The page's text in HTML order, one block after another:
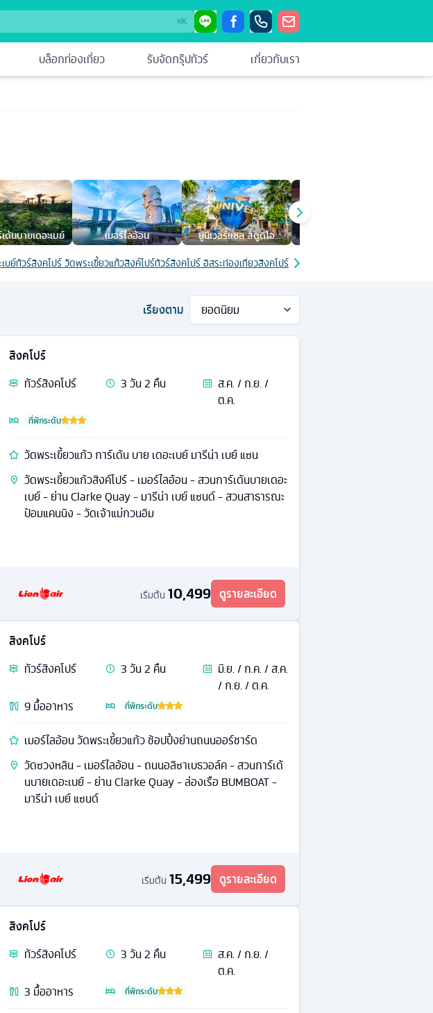
⌘K
บล็อกท่องเที่ยว รับจัดกรุ๊ปทัวร์ เกี่ยวกับเรา
ด้นบายเดอะเบย์ เมอร์ไลอ้อน
ยูนิเวอร์แซล สตูดิโอ
สิงคโปร์
บย์ทัวร์สิงคโปร์ วัดพระเขี้ยวแก้วสิงค์โปร์ทัวร์สิงคโปร์ อิสระท่องเที่ยวสิงคโปร์ หรือเลือกซื้อทัวร์เสริม
เรียงตาม
สิงคโปร์
ทัวร์สิงคโปร์ 3วัน2 คืน
ส.ค. / ก.ย. /
ต.ค.
ที่พักระดับ
วัดพระเขี้ยวแก้ว การ์เด้น บาย เดอะเบย์ มารีน่า เบย์ แซน
วัดพระเขี้ยวแก้วสิงค์โปร์ - เมอร์ไลอ้อน - สวนการ์เด้นบายเดอะ
เบย์ - ย่าน Clarke Quay - มารีน่า เบย์ แซนด์ - สวนสาธารณะ
ป้อมแคนนิง - วัดเจ้าแม่กวนอิม
เริ่มต้น 10,499 ดูรายละเอียด
สิงคโปร์
ทัวร์สิงคโปร์ 3วัน2 คืน
มิ.ย. / ก.ค. / ส.ค.
/ ก.ย. / ต.ค.
9มื้ออาหาร ที่พักระดับ
เมอร์ไลอ้อน วัดพระเขี้ยวแก้ว ช้อปปิ้งย่านถนนออร์ชาร์ด
วัดซวงหลิน - เมอร์ไลอ้อน - ถนนอลิซาเบธวอล์ค - สวนการ์เด้
นบายเดอะเบย์ - ย่าน Clarke Quay - ล่องเรือ BUMBOAT -
มารีน่า เบย์ แซนด์
เริ่มต้น 15,499 ดูรายละเอียด
สิงคโปร์
ทัวร์สิงคโปร์ 3วัน2 คืน
ส.ค. / ก.ย. /
ต.ค.
3 มื้ออาหาร ที่พักระดับ